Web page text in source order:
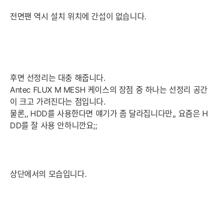
전면팬 역시 설치 위치에 간섭이 없습니다.
후면 선정리는 대충 해줍니다.
Antec FLUX M MESH 케이스의 장점 중 하나는 선정리 공간
이 크고 가려진다는 점입니다.
물론,, HDD를 사용한다면 얘기가 좀 달라집니다만,, 요즘은 H
DD를 잘 사용 안하니깐요;;
상단에서의 모습입니다.